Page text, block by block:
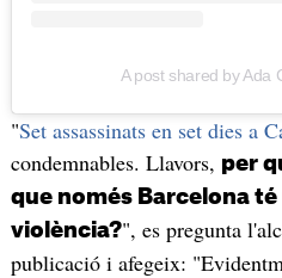
A post shared by Ada
"Set assassinats en set dies a
condemnables. Llavors, per
que només Barcelona
violència?", es pregunta
publicació i afegeix: